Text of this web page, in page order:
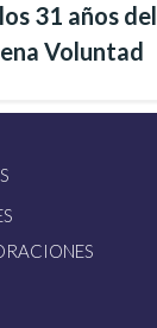
de la
31 años del
Voluntad